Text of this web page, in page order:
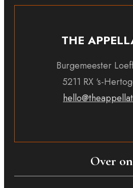
Over
THE
Burgemeester
5211 RX ‘s-